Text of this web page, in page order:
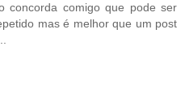
concorda comigo que pode ser
mas é melhor que um post